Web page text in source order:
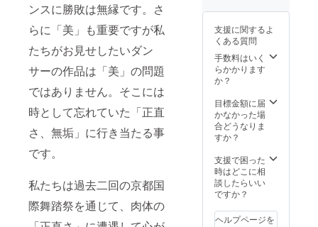
ンスに勝敗は無縁です。さ
らに「美」も重要ですが私
たちがお見せしたいダン
サーの作品は「美」の問題
ではありません。そこには
時として忘れていた「正直
さ、無垢」に行き当たる事
です。
私たちは過去二回の京都国
際舞踏祭を通じて、肉体の
像送付
DVD：
９０分
程度(お
届け予
定2022
月）合
計5名限
定。
デオの
枚４０
分程度
（2023
年１月
末仕上
予定）
全５公
演（12
月14日
日）の
編集版
限定
URL送
はDVD
支援に関するよ
くある質問
手数料はいく
らかかります
か？
目標金額に届
かなかった場
合どうなりま
すか？
支援で困った
時はどこに相
談したらいい
ですか？
ヘルプページを